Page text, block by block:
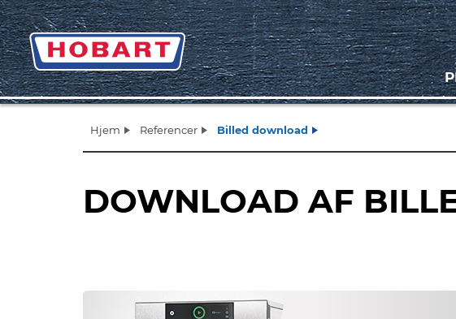
Hjem Referencer Billed download
DOWNLOAD AF